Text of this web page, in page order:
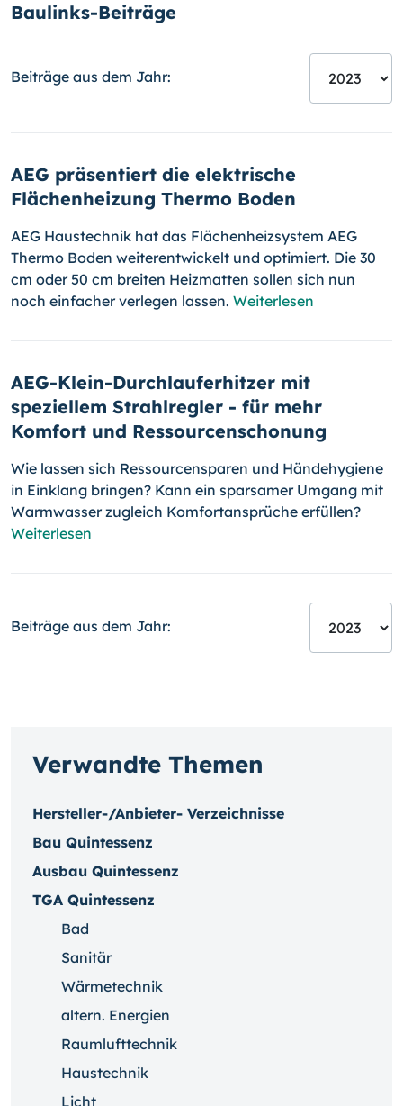
Baulinks-Beiträge
Beiträge aus dem Jahr:
AEG präsentiert die elektrische
Flächenheizung Thermo Boden
AEG Haustechnik hat das Flächenheizsystem AEG
Thermo Boden weiterentwickelt und optimiert. Die 30
cm oder 50 cm breiten Heizmatten sollen sich nun
noch einfacher verlegen lassen. Weiterlesen
AEG-Klein-Durchlauferhitzer mit
speziellem Strahlregler - für mehr
Komfort und Ressourcenschonung
Wie lassen sich Ressourcensparen und Händehygiene
in Einklang brin­gen? Kann ein sparsamer Umgang mit
Warmwasser zugleich Komfort­an­sprüche erfüllen?
Weiterlesen
Beiträge aus dem Jahr:
Verwandte Themen
Hersteller-/Anbieter- Verzeichnisse
Bau Quintessenz
Ausbau Quintessenz
TGA Quintessenz
Bad
Sanitär
Wärmetechnik
altern. Energien
Raumlufttechnik
Haustechnik
Licht